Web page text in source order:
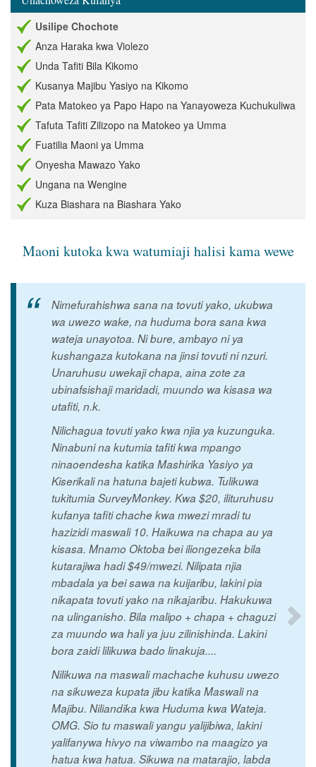
Usilipe Chochote
Anza Haraka kwa Violezo
Unda Tafiti Bila Kikomo
Kusanya Majibu Yasiyo na Kikomo
Pata Matokeo ya Papo Hapo na Yanayoweza Kuchukuliwa
Tafuta Tafiti Zilizopo na Matokeo ya Umma
Fuatilia Maoni ya Umma
Onyesha Mawazo Yako
Ungana na Wengine
Kuza Biashara na Biashara Yako
Maoni kutoka kwa watumiaji halisi kama wewe
Nimefurahishwa sana na tovuti yako, ukubwa
wa uwezo wake, na huduma bora sana kwa
wateja unayotoa. Ni bure, ambayo ni ya
kushangaza kutokana na jinsi tovuti ni nzuri.
Unaruhusu uwekaji chapa, aina zote za
ubinafsishaji maridadi, muundo wa kisasa wa
utafiti, n.k.
Nilichagua tovuti yako kwa njia ya kuzunguka.
Ninabuni na kutumia tafiti kwa mpango
ninaoendesha katika Mashirika Yasiyo ya
Kiserikali na hatuna bajeti kubwa. Tulikuwa
tukitumia SurveyMonkey. Kwa $20, ilituruhusu
kufanya tafiti chache kwa mwezi mradi tu
hazizidi maswali 10. Haikuwa na chapa au ya
kisasa. Mnamo Oktoba bei iliongezeka bila
kutarajiwa hadi $49/mwezi. Nilipata njia
mbadala ya bei sawa na kuijaribu, lakini pia
nikapata tovuti yako na nikajaribu. Hakukuwa
na ulinganisho. Bila malipo + chapa + chaguzi
za muundo wa hali ya juu zilinishinda. Lakini
bora zaidi lilikuwa bado linakuja....
Nilikuwa na maswali machache kuhusu uwezo
na sikuweza kupata jibu katika Maswali na
Majibu. Niliandika kwa Huduma kwa Wateja.
OMG. Sio tu maswali yangu yalijibiwa, lakini
yalifanywa hivyo na viwambo na maagizo ya
hatua kwa hatua. Sikuwa na matarajio, labda